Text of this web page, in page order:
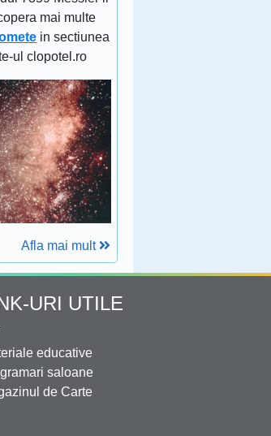
mai multe
in sectiunea
ul clopotel.ro
Afla mai mult
URI UTILE
educative
saloane
de Carte